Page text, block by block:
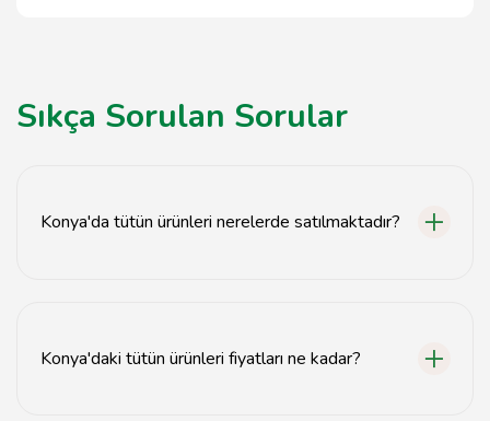
Sıkça Sorulan Sorular
Konya'da tütün ürünleri nerelerde satılmaktadır?
Konya'daki tütün ürünleri fiyatları ne kadar?